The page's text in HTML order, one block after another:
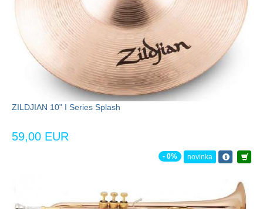
ZILDJIAN 10" I Series Splash
59,00 EUR
- 0% novinka